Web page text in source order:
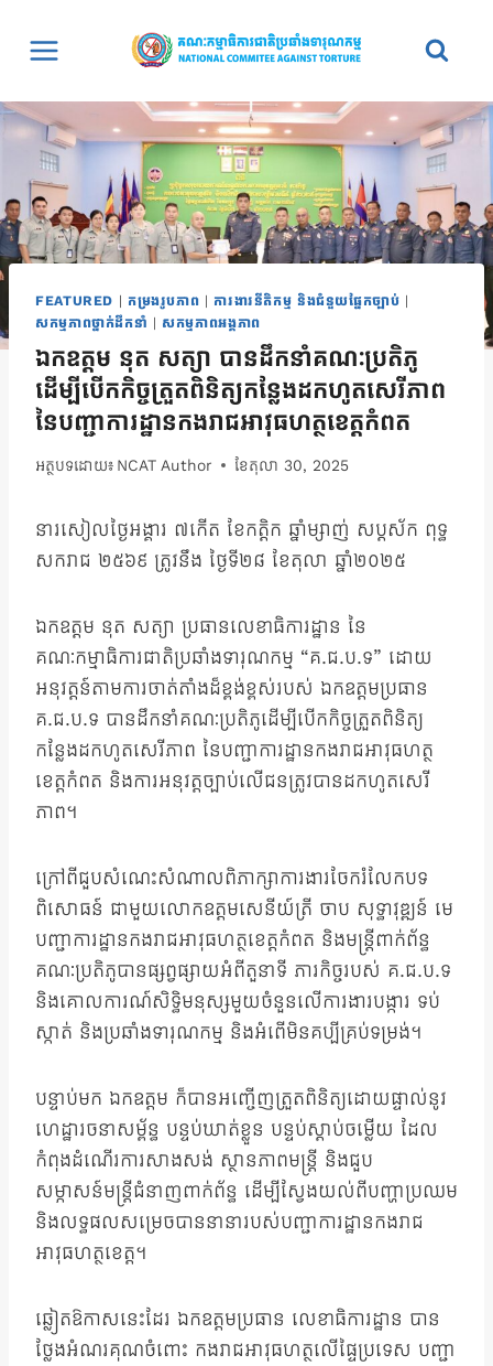
FEATURED | កម្រងរូបភាព | ការងារនីតិកម្ម និងជំនួយផ្នែកច្បាប់ |
សកម្មភាពថ្នាក់ដឹកនាំ | សកម្មភាពអង្គភាព
ឯកឧត្តម នុត សត្យា បានដឹកនាំគណៈប្រតិភូ
ដើម្បីបើកកិច្ចត្រួតពិនិត្យកន្លែងដកហូតសេរីភាព
នៃបញ្ជាការដ្ឋានកងរាជអាវុធហត្ថខេត្តកំពត
អត្ថបទដោយ៖ NCAT Author ខែ​តុលា 30, 2025
នារសៀលថ្ងៃអង្គារ ៧កើត ខែកត្តិក ឆ្នាំម្សាញ់ សប្តស័ក ពុទ្ធ
សករាជ ២៥៦៩ ត្រូវនឹង ថ្ងៃទី២៨ ខែតុលា ឆ្នាំ២០២៥
ឯកឧត្តម នុត សត្យា ប្រធានលេខាធិការដ្ឋាន នៃ
គណៈកម្មាធិការជាតិប្រឆាំងទារុណកម្ម “គ.ជ.ប.ទ” ដោយ
អនុវត្តន៍តាមការចាត់តាំងដ៏ខ្ពង់ខ្ពស់របស់ ឯកឧត្តមប្រធាន
គ.ជ.ប.ទ បានដឹកនាំគណៈប្រតិភូដើម្បីបើកកិច្ចត្រួតពិនិត្យ
កន្លែងដកហូតសេរីភាព នៃបញ្ជាការដ្ឋានកងរាជអាវុធហត្ថ
ខេត្តកំពត និងការអនុវត្តច្បាប់លើជនត្រូវបានដកហូតសេរី
ភាព។
ក្រៅពីជួបសំណេះសំណាលពិភាក្សាការងារចែករំលែកបទ
ពិសោធន៍ ជាមួយលោកឧត្តមសេនីយ៍ត្រី ចាប សុទ្ធាវុឌ្ឍន៍ មេ
បញ្ជាការដ្ឋានកងរាជអាវុធហត្ថខេត្តកំពត និងមន្រ្តីពាក់ព័ន្ធ
គណៈប្រតិភូបានផ្សព្វផ្សាយអំពីតួនាទី ភារកិច្ចរបស់ គ.ជ.ប.ទ
និងគោលការណ៍សិទ្ធិមនុស្សមួយចំនួនលើការងារបង្ការ ទប់
ស្កាត់ និងប្រឆាំងទារុណកម្ម និងអំពើមិនគប្បីគ្រប់ទម្រង់។
បន្ទាប់មក ឯកឧត្តម ក៏បានអញ្ចើញត្រួតពិនិត្យដោយផ្ទាល់នូវ
ហេដ្ឋារចនាសម្ព័ន្ធ បន្ទប់ឃាត់ខ្លួន បន្ទប់ស្តាប់ចម្លើយ ដែល
កំពុងដំណើរការសាងសង់ ស្ថានភាពមន្រ្តី និងជួប
សម្ភាសន៍មន្រ្តីជំនាញពាក់ព័ន្ធ ដើម្បីស្វែងយល់ពីបញ្ហាប្រឈម
និងលទ្ធផលសម្រេចបាននានារបស់បញ្ជាការដ្ឋានកងរាជ
អាវុធហត្ថខេត្ត។
ឆ្លៀតឱកាសនេះដែរ ឯកឧត្តមប្រធាន លេខាធិការដ្ឋាន បាន
ថ្លែងអំណរគុណចំពោះ កងរាជអាវុធហត្ថលើផ្ទៃប្រទេស បញ្ជា